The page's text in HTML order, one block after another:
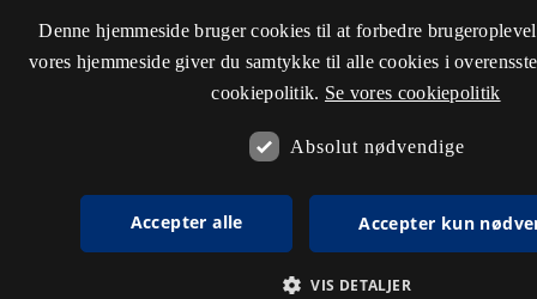
Denne hjemmeside bruger cookies til at forbedre
vores hjemmeside giver du samtykke til alle cookies i
cookiepolitik. Se vores cookiepolitik
Absolut nødvendige
Accepter alle Accepter kun
VIS DETALJER